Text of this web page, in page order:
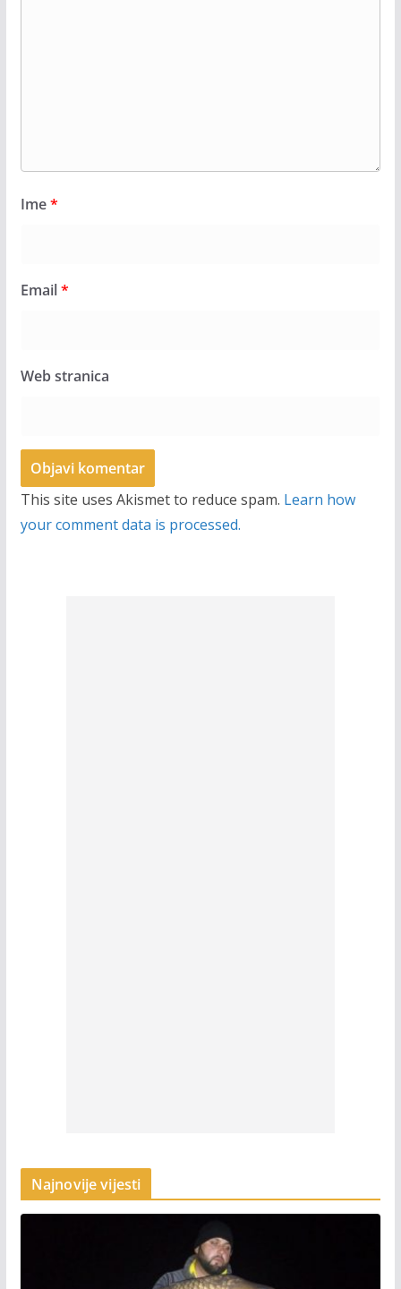
Ime*
Email*
Web stranica
This site uses Akismet to reduce spam. Learn how
your comment data is processed.
Najnovije vijesti